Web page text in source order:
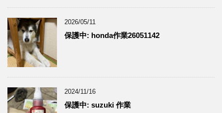
2026/05/11
保護中: honda作業26051142
2024/11/16
保護中: suzuki 作業